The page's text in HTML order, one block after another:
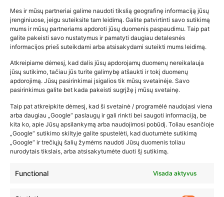
Mes ir mūsų partneriai galime naudoti tikslią geografinę informaciją jūsų
įrenginiuose, jeigu suteiksite tam leidimą. Galite patvirtinti savo sutikimą
mums ir mūsų partneriams apdoroti jūsų duomenis paspaudimu. Taip pat
galite pakeisti savo nustatymus ir pamatyti daugiau detalesnės
informacijos prieš suteikdami arba atsisakydami suteikti mums leidimą.
Atkreipiame dėmesį, kad dalis jūsų apdorojamų duomenų nereikalauja
jūsų sutikimo, tačiau jūs turite galimybę atšaukti ir tokį duomenų
apdorojimą. Jūsų pasirinkimai įsigalios tik mūsų svetainėje. Savo
pasirinkimus galite bet kada pakeisti sugrįžę į mūsų svetainę.
Taip pat atkreipkite dėmesį, kad ši svetainė / programėlė naudojasi viena
arba daugiau „Google“ paslaugų ir gali rinkti bei saugoti informaciją, be
kita ko, apie Jūsų apsilankymą arba naudojimosi pobūdį. Toliau esančioje
„Google“ sutikimo skiltyje galite spustelėti, kad duotumėte sutikimą
„Google“ ir trečiųjų šalių žymėms naudoti Jūsų duomenis toliau
nurodytais tikslais, arba atsisakytumėte duoti šį sutikimą.
Functional Visada aktyvus
Populiariausios parduotuvės
kūdikių tyrelės –…
2026-02-22